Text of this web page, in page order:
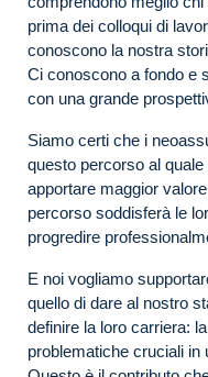
prima dei colloqui di
conoscono la nostra
Ci conoscono a fondo e
con una grande
Siamo certi che i
questo percorso al
apportare maggior
percorso soddisferà le
progredire
E noi vogliamo
quello di dare al nostro
definire la loro carriera:
problematiche cruciali in